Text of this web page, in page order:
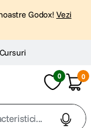
Godox! Vezi
Cursuri
0 0